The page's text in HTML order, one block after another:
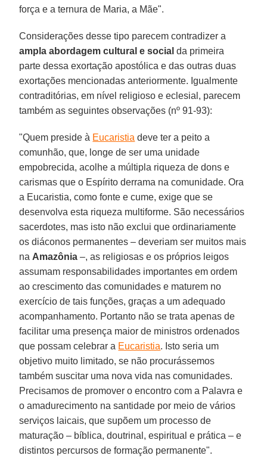
força e a ternura de Maria, a Mãe".
Considerações desse tipo parecem contradizer a
ampla abordagem cultural e social da primeira
parte dessa exortação apostólica e das outras duas
exortações mencionadas anteriormente. Igualmente
contraditórias, em nível religioso e eclesial, parecem
também as seguintes observações (nº 91-93):
"Quem preside à Eucaristia deve ter a peito a
comunhão, que, longe de ser uma unidade
empobrecida, acolhe a múltipla riqueza de dons e
carismas que o Espírito derrama na comunidade. Ora
a Eucaristia, como fonte e cume, exige que se
desenvolva esta riqueza multiforme. São necessários
sacerdotes, mas isto não exclui que ordinariamente
os diáconos permanentes – deveriam ser muitos mais
na Amazônia –, as religiosas e os próprios leigos
assumam responsabilidades importantes em ordem
ao crescimento das comunidades e maturem no
exercício de tais funções, graças a um adequado
acompanhamento. Portanto não se trata apenas de
facilitar uma presença maior de ministros ordenados
que possam celebrar a Eucaristia. Isto seria um
objetivo muito limitado, se não procurássemos
também suscitar uma nova vida nas comunidades.
Precisamos de promover o encontro com a Palavra e
o amadurecimento na santidade por meio de vários
serviços laicais, que supõem um processo de
maturação – bíblica, doutrinal, espiritual e prática – e
distintos percursos de formação permanente".